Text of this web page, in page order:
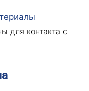
для контакта с